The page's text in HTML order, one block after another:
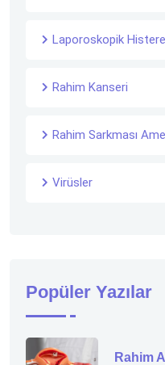
Laporoskopik
Rahim Kanseri
Rahim Sarkması
Virüsler
Popüler Yazılar
Rahim